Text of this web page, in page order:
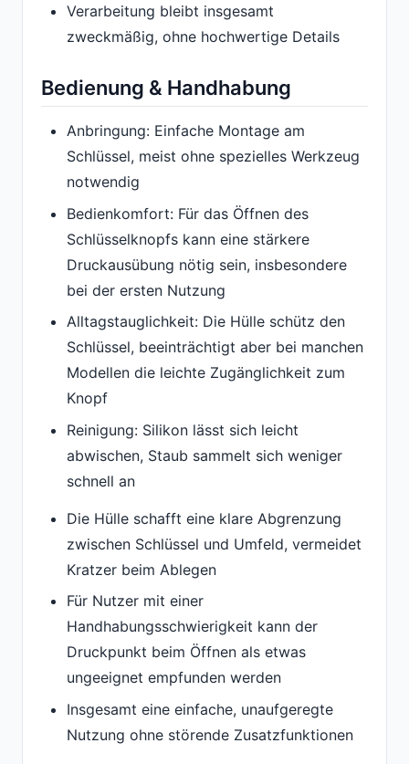
Verarbeitung bleibt insgesamt
zweckmäßig, ohne hochwertige Details
Bedienung & Handhabung
Anbringung: Einfache Montage am
Schlüssel, meist ohne spezielles Werkzeug
notwendig
Bedienkomfort: Für das Öffnen des
Schlüsselknopfs kann eine stärkere
Druckausübung nötig sein, insbesondere
bei der ersten Nutzung
Alltagstauglichkeit: Die Hülle schütz den
Schlüssel, beeinträchtigt aber bei manchen
Modellen die leichte Zugänglichkeit zum
Knopf
Reinigung: Silikon lässt sich leicht
abwischen, Staub sammelt sich weniger
schnell an
Die Hülle schafft eine klare Abgrenzung
zwischen Schlüssel und Umfeld, vermeidet
Kratzer beim Ablegen
Für Nutzer mit einer
Handhabungsschwierigkeit kann der
Druckpunkt beim Öffnen als etwas
ungeeignet empfunden werden
Insgesamt eine einfache, unaufgeregte
Nutzung ohne störende Zusatzfunktionen